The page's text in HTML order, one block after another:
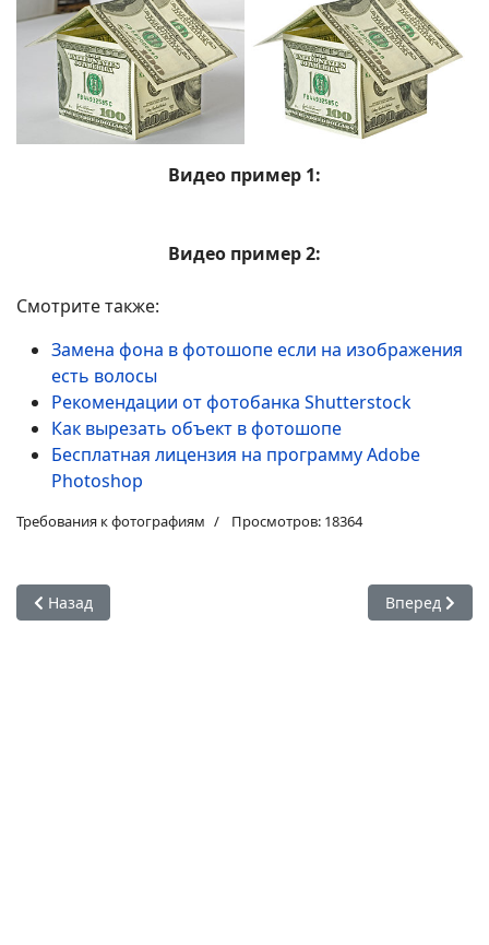
Видео пример 1:
Видео пример 2:
Смотрите также:
Замена фона в фотошопе если на изображения
есть волосы
Рекомендации от фотобанка Shutterstock
Как вырезать объект в фотошопе
Бесплатная лицензия на программу Adobe
Photoshop
Требования к фотографиям Просмотров: 18364
Предыдущий: Работа с фотобанками с компактными
Назад Следующий:
Вперед